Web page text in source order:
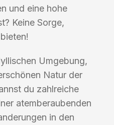
und eine hohe
Keine Sorge,
Umgebung,
Natur der
du zahlreiche
atemberaubenden
in den